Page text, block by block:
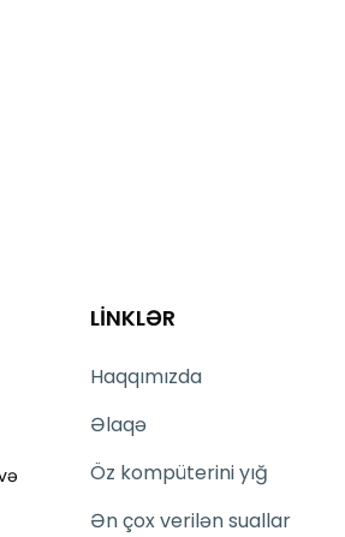
LİNKLƏR
Haqqımızda
Əlaqə
Öz kompüterini yığ
Ən çox verilən suallar